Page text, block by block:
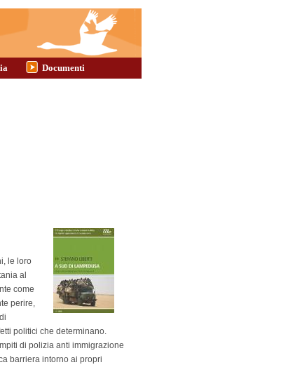
Documenti
le loro
al
come
perire,
politici che determinano.
di polizia anti immigrazione
barriera intorno ai propri